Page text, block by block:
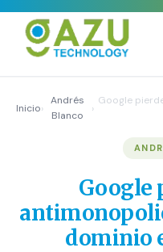
Email Marketing y SMS
Growth Youtube ↗
Inicio›
Andrés
Blanco
›
Google
Google
dominio